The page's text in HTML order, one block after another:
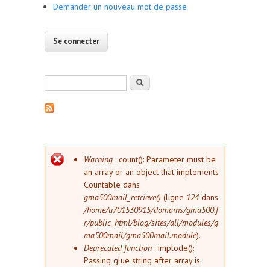
Demander un nouveau mot de passe
Formulaire de rechercheRechercher
Message d'erreur
Warning : count(): Parameter must be
an array or an object that implements
Countable dans
gma500mail_retrieve() (ligne 124dans
/home/u701530915/domains/gma500.f
r/public_html/blog/sites/all/modules/g
ma500mail/gma500mail.module).
Deprecated function : implode():
Passing glue string after array is